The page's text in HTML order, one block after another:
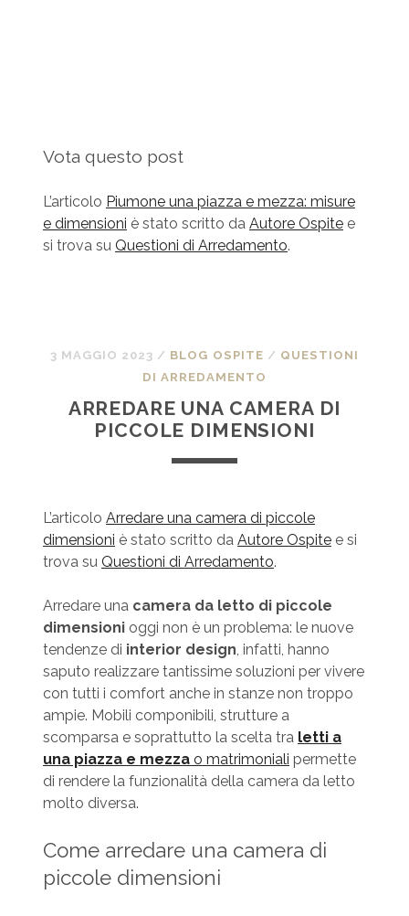
Vota questo post
L’articolo Piumone una piazza e mezza: misure
e dimensioni è stato scritto da Autore Ospitee
si trova su Questioni di Arredamento.
3 MAGGIO 2023 / BLOG OSPITE / QUESTIONI
DI ARREDAMENTO
ARREDARE UNA CAMERA DI
PICCOLE DIMENSIONI
L’articolo Arredare una camera di piccole
dimensioni è stato scritto da Autore Ospitee si
trova su Questioni di Arredamento.
Arredare unacamera da letto di piccole
dimensionioggi non è un problema: le nuove
tendenze di interior design, infatti, hanno
saputo realizzare tantissime soluzioni per vivere
con tutti i comfort anche in stanze non troppo
ampie. Mobili componibili, strutture a
scomparsa e soprattutto la scelta tra letti a
una piazza e mezzao matrimoniali permette
di rendere la funzionalità della camera da letto
molto diversa.
Come arredare una camera di
piccole dimensioni